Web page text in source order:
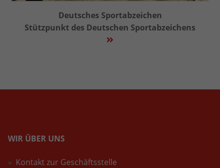
Deutsches Sportabzeichen
Stützpunkt des Deutschen Sportabzeichens
WIR ÜBER UNS
Kontakt zur Geschäftsstelle